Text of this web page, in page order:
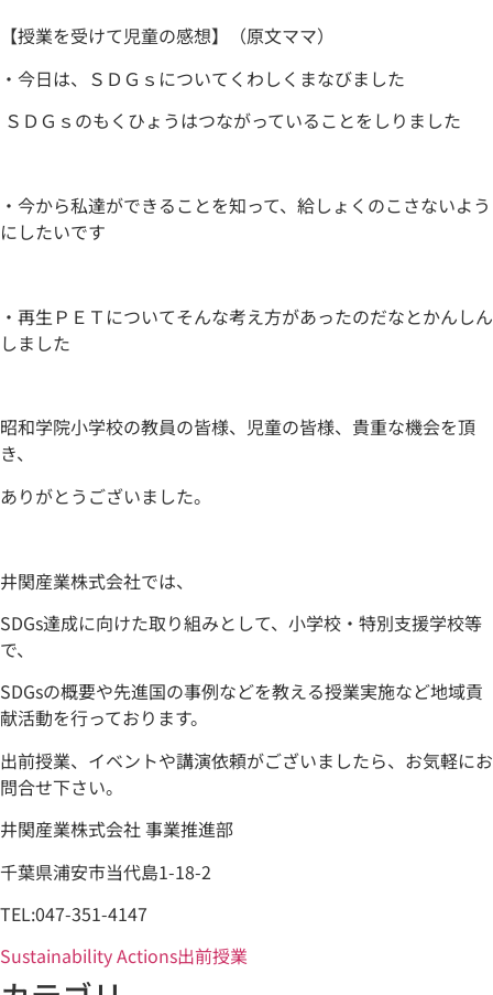
【授業を受けて児童の感想】（原文ママ）
・今日は、ＳＤＧｓについてくわしくまなびました
ＳＤＧｓのもくひょうはつながっていることをしりました
・今から私達ができることを知って、給しょくのこさないよう
にしたいです
・再生ＰＥＴについてそんな考え方があったのだなとかんしん
しました
昭和学院小学校の教員の皆様、児童の皆様、貴重な機会を頂
き、
ありがとうございました。
井関産業株式会社では、
SDGs達成に向けた取り組みとして、小学校・特別支援学校等
で、
SDGsの概要や先進国の事例などを教える授業実施など地域貢
献活動を行っております。
出前授業、イベントや講演依頼がございましたら、お気軽にお
問合せ下さい。
井関産業株式会社 事業推進部
千葉県浦安市当代島1-18-2
TEL:047-351-4147
Sustainability Actions出前授業